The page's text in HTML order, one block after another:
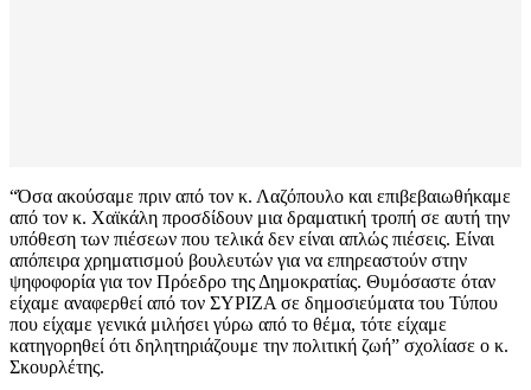
“Όσα ακούσαμε πριν από τον κ. Λαζόπουλο και επιβεβαιωθήκαμε
από τον κ. Χαϊκάλη προσδίδουν μια δραματική τροπή σε αυτή την
υπόθεση των πιέσεων που τελικά δεν είναι απλώς πιέσεις. Είναι
απόπειρα χρηματισμού βουλευτών για να επηρεαστούν στην
ψηφοφορία για τον Πρόεδρο της Δημοκρατίας. Θυμόσαστε όταν
είχαμε αναφερθεί από τον ΣΥΡΙΖΑ σε δημοσιεύματα του Τύπου
που είχαμε γενικά μιλήσει γύρω από το θέμα, τότε είχαμε
κατηγορηθεί ότι δηλητηριάζουμε την πολιτική ζωή” σχολίασε ο κ.
Σκουρλέτης.